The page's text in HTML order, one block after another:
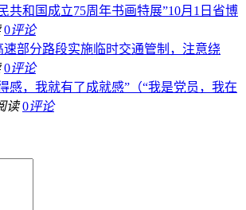
共和国成立75周年书画特展”10月1日省博
0评论
部分路段实施临时交通管制，注意绕
0评论
感，我就有了成就感”（“我是党员，我在
读 0评论